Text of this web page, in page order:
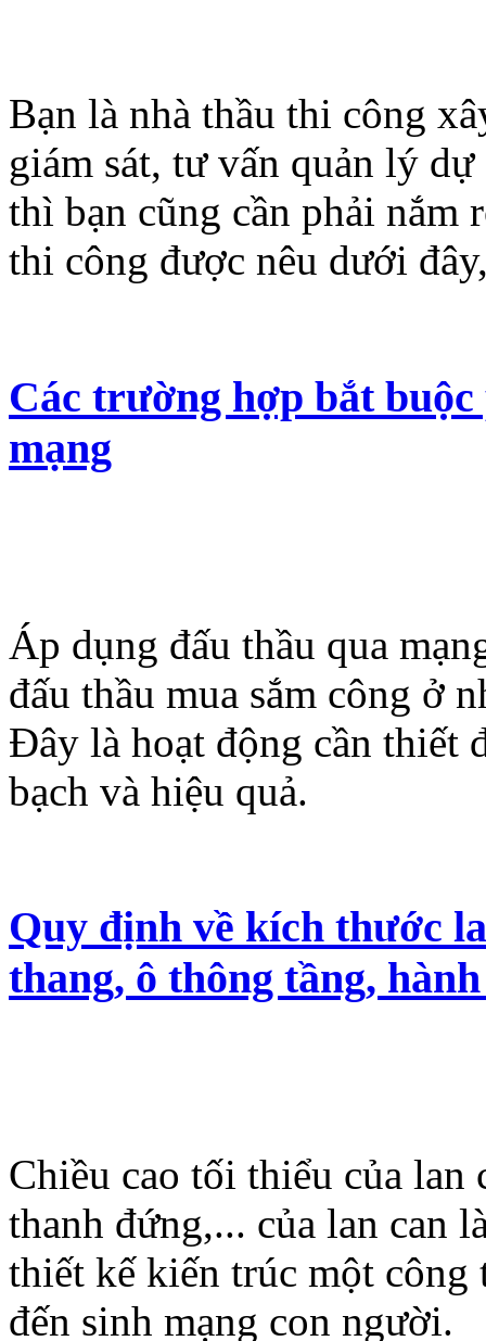
Bạn là nhà thầu thi công
giám sát, tư vấn quản lý
thì bạn cũng cần phải nắm
thi công được nêu dưới
Các trường hợp bắt
mạng
Áp dụng đấu thầu qua
đấu thầu mua sắm công ở
Đây là hoạt động cần thiết
bạch và hiệu quả.
Quy định về kích thước
thang, ô thông tầng,
Chiều cao tối thiểu của lan
thanh đứng,... của lan can
thiết kế kiến trúc một
đến sinh mạng con người.